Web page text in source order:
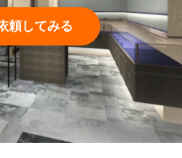
頼してみる